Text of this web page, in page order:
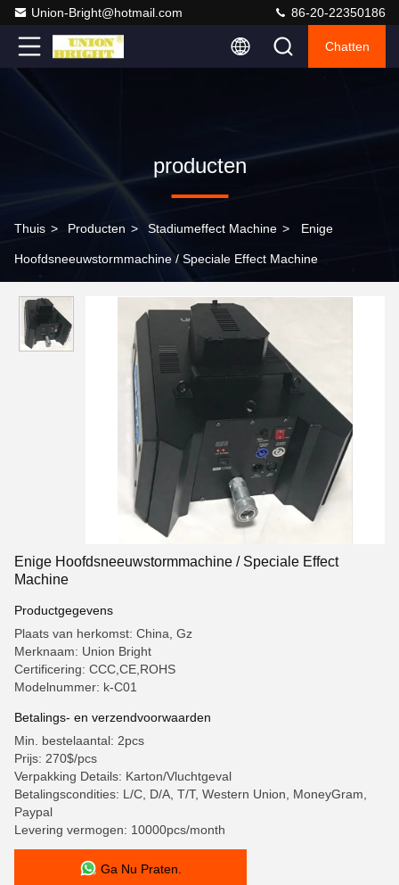
Union-Bright@hotmail.com 86-20-22350186
Chatten
producten
Thuis > Producten > Stadiumeffect Machine > Enige
Hoofdsneeuwstormmachine / Speciale Effect Machine
Enige Hoofdsneeuwstormmachine / Speciale Effect
Machine
Productgegevens
Plaats van herkomst: China, Gz
Merknaam: Union Bright
Certificering: CCC,CE,ROHS
Modelnummer: k-C01
Betalings- en verzendvoorwaarden
Min. bestelaantal: 2pcs
Prijs: 270$/pcs
Verpakking Details: Karton/Vluchtgeval
Betalingscondities: L/C, D/A, T/T, Western Union, MoneyGram,
Paypal
Levering vermogen: 10000pcs/month
Ga Nu Praten.